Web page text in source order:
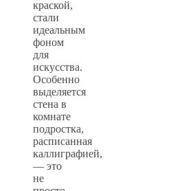
краской,
стали
идеальным
фоном
для
искусства.
Особенно
выделяется
стена в
комнате
подростка,
расписанная
каллиграфией,
— это
не